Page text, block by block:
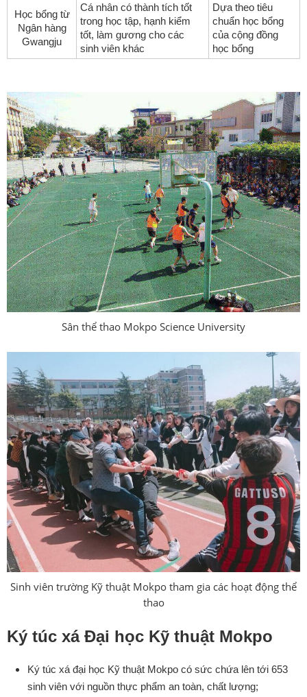
Học bổng từ
Ngân hàng
Gwangju
Cá nhân có thành tích tốt
trong học tập, hạnh kiểm
tốt, làm gương cho các
sinh viên khác
Dựa theo tiêu
chuẩn học bổng
của cộng đồng
học bổng
Sân thể thao Mokpo Science University
Sinh viên trường Kỹ thuật Mokpo tham gia các hoạt động thể
thao
Ký túc xá Đại học Kỹ thuật Mokpo
Ký túc xá đại học Kỹ thuật Mokpo có sức chứa lên tới 653
sinh viên với nguồn thực phẩm an toàn, chất lượng;